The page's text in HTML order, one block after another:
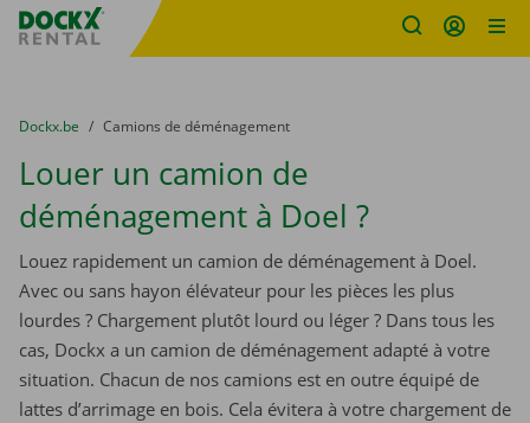
sitename
You are here:
du
Dockx.be to
Camions de déménagement
Louer un camion de
déménagement à Doel ?
Louez rapidement un camion de déménagement à Doel.
Avec ou sans hayon élévateur pour les pièces les plus
lourdes ? Chargement plutôt lourd ou léger ? Dans tous les
cas, Dockx a un camion de déménagement adapté à votre
situation. Chacun de nos camions est en outre équipé de
lattes d’arrimage en bois. Cela évitera à votre chargement de